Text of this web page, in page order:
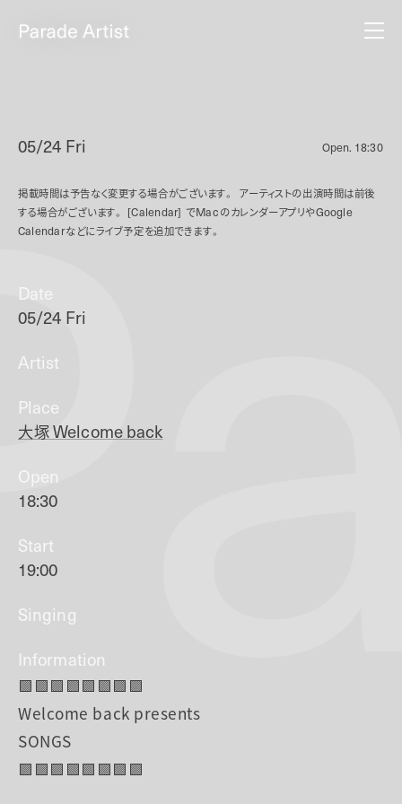
05/24 Fri Open. 18:30
掲載時間は予告なく変更する場合がございます。
アーティストの出演時間は前後
する場合がございます。
[Calendar] でMacのカレンダーアプリやGoogle
Calendarなどにライブ予定を追加できます。
Date
05/24 Fri
Artist
Place
大塚Welcome back
Open
18:30
Start
19:00
Singing
Information
🟪🟪🟪🟪🟪🟪🟪🟪
Welcome back presents
SONGS
🟪🟪🟪🟪🟪🟪🟪🟪